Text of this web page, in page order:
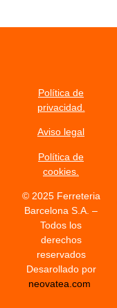
Política de
privacidad.
Aviso legal
Política de
cookies.
© 2025 Ferreteria
Barcelona S.A. –
Todos los
derechos
reservados
Desarollado por
neovatea.com